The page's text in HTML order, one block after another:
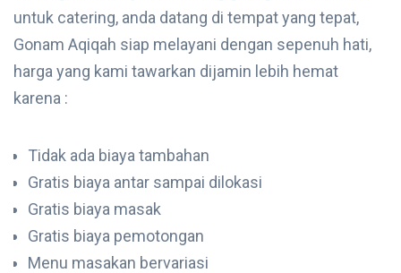
untuk catering, anda datang di tempat yang tepat,
Gonam Aqiqah siap melayani dengan sepenuh hati,
harga yang kami tawarkan dijamin lebih hemat
karena :
Tidak ada biaya tambahan
Gratis biaya antar sampai dilokasi
Gratis biaya masak
Gratis biaya pemotongan
Menu masakan bervariasi